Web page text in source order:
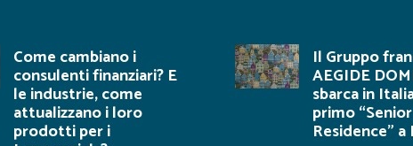
Come cambiano i
consulenti finanziari? E
le industrie, come
attualizzano i loro
prodotti per i
Il Gruppo
AEGIDE
sbarca in
primo
Residence”